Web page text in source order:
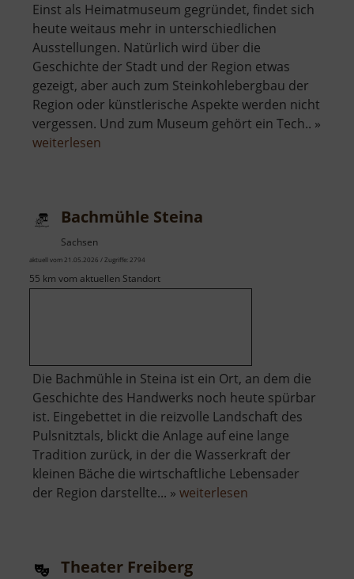
Einst als Heimatmuseum gegründet, findet sich
heute weitaus mehr in unterschiedlichen
Ausstellungen. Natürlich wird über die
Geschichte der Stadt und der Region etwas
gezeigt, aber auch zum Steinkohlebergbau der
Region oder künstlerische Aspekte werden nicht
vergessen. Und zum Museum gehört ein Tech.. »
weiterlesen
Bachmühle Steina
Sachsen
aktuell vom 21.05.2026 / Zugriffe: 2794
55 km vom aktuellen Standort
Die Bachmühle in Steina ist ein Ort, an dem die
Geschichte des Handwerks noch heute spürbar
ist. Eingebettet in die reizvolle Landschaft des
Pulsnitztals, blickt die Anlage auf eine lange
Tradition zurück, in der die Wasserkraft der
kleinen Bäche die wirtschaftliche Lebensader
der Region darstellte... » weiterlesen
Theater Freiberg